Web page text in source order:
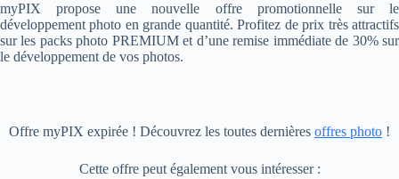
myPIX propose une nouvelle offre promotionnelle sur le
développement photo en grande quantité. Profitez de prix très attractifs
sur les packs photo PREMIUM et d’une remise immédiate de 30% sur
le développement de vos photos.
Offre myPIX expirée ! Découvrez les toutes dernières offres photo !
Cette offre peut également vous intéresser :